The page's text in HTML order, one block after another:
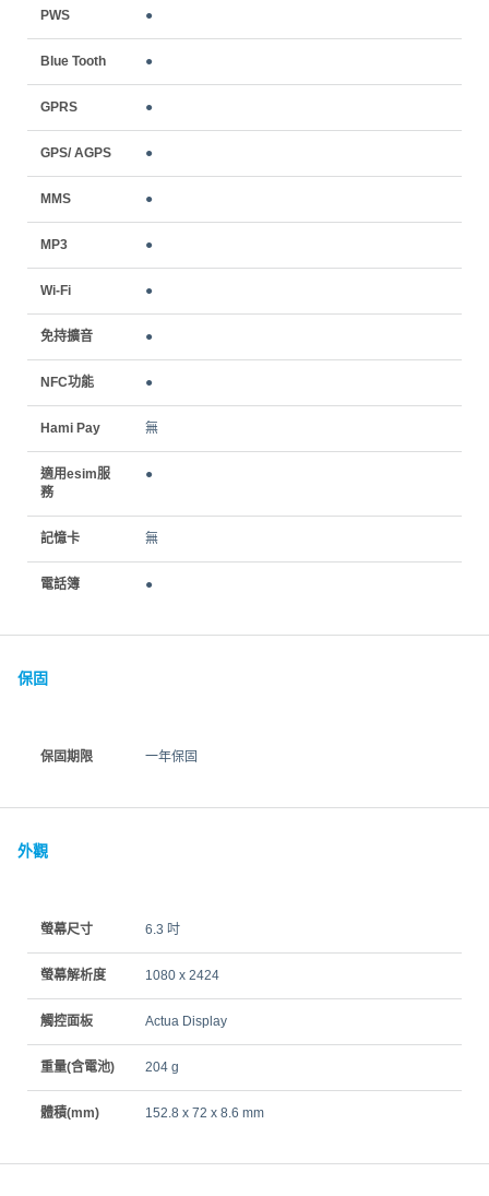
PWS ●
Blue Tooth ●
GPRS ●
GPS/ AGPS ●
MMS ●
MP3 ●
Wi-Fi ●
免持擴音 ●
NFC功能 ●
Hami Pay 無
適用esim服
務
●
記憶卡 無
電話簿 ●
保固
保固期限 一年保固
外觀
螢幕尺寸 6.3 吋
螢幕解析度 1080 x 2424
觸控面板 Actua Display
重量(含電池) 204 g
體積(mm) 152.8 x 72 x 8.6 mm